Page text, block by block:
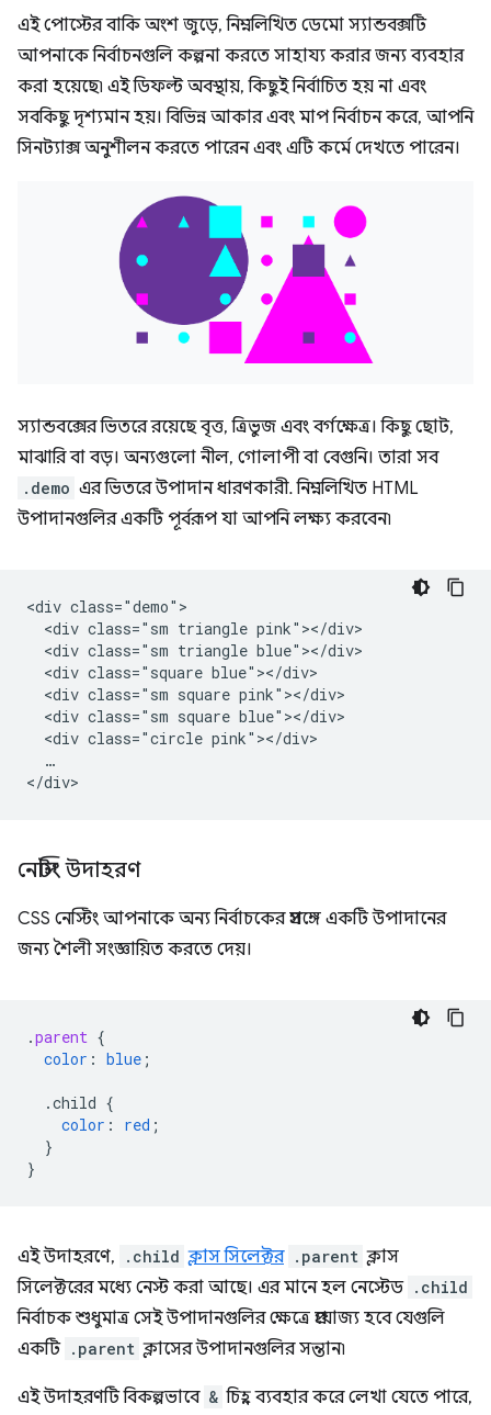
এই পোস্টের বাকি অংশ জুড়ে, নিম্নলিখিত ডেমো স্যান্ডবক্সটি
আপনাকে নির্বাচনগুলি কল্পনা করতে সাহায্য করার জন্য ব্যবহার
করা হয়েছে৷ এই ডিফল্ট অবস্থায়, কিছুই নির্বাচিত হয় না এবং
সবকিছু দৃশ্যমান হয়। বিভিন্ন আকার এবং মাপ নির্বাচন করে, আপনি
সিনট্যাক্স অনুশীলন করতে পারেন এবং এটি কর্মে দেখতে পারেন।
স্যান্ডবক্সের ভিতরে রয়েছে বৃত্ত, ত্রিভুজ এবং বর্গক্ষেত্র। কিছু ছোট,
মাঝারি বা বড়। অন্যগুলো নীল, গোলাপী বা বেগুনি। তারা সব
.demo এর ভিতরে উপাদান ধারণকারী. নিম্নলিখিত HTML
উপাদানগুলির একটি পূর্বরূপ যা আপনি লক্ষ্য করবেন৷
<div class="demo">
  <div class="sm triangle pink"></div>
  <div class="sm triangle blue"></div>
  <div class="square blue"></div>
  <div class="sm square pink"></div>
  <div class="sm square blue"></div>
  <div class="circle pink"></div>
  …
নেস্টিং উদাহরণ
CSS নেস্টিং আপনাকে অন্য নির্বাচকের প্রসঙ্গে একটি উপাদানের
জন্য শৈলী সংজ্ঞায়িত করতে দেয়।
.parent {
color : blue ;
.child {
color : red ;
}
}
এই উদাহরণে, .child ক্লাস সিলেক্টর .parent ক্লাস
সিলেক্টরের মধ্যে নেস্ট করা আছে। এর মানে হল নেস্টেড .child
নির্বাচক শুধুমাত্র সেই উপাদানগুলির ক্ষেত্রে প্রযোজ্য হবে যেগুলি
একটি .parent ক্লাসের উপাদানগুলির সন্তান৷
এই উদাহরণটি বিকল্পভাবে & চিহ্ন ব্যবহার করে লেখা যেতে পারে,